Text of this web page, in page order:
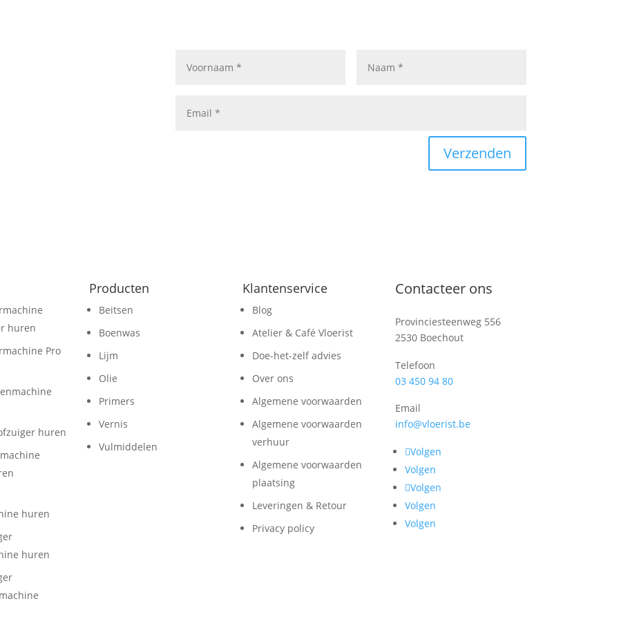
Verzenden
huren
Pro
huren
huren
huren
Producten
Beitsen
Boenwas
Lijm
Olie
Primers
Vernis
Vulmiddelen
Klantenservice
Blog
Atelier & Café Vloerist
Doe-het-zelf advies
Over ons
Algemene voorwaarden
Algemene voorwaarden
verhuur
Algemene voorwaarden
plaatsing
Leveringen & Retour
Privacy policy
Contacteer ons
Provinciesteenweg 556
2530 Boechout
Telefoon
03 450 94 80
Email
info@vloerist.be
Volgen
Volgen
Volgen
Volgen
Volgen